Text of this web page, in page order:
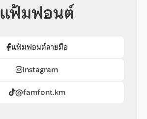
แฟ้มฟอนต์
แฟ้มฟอนต์ลายมือ
Instagram
@famfont.km